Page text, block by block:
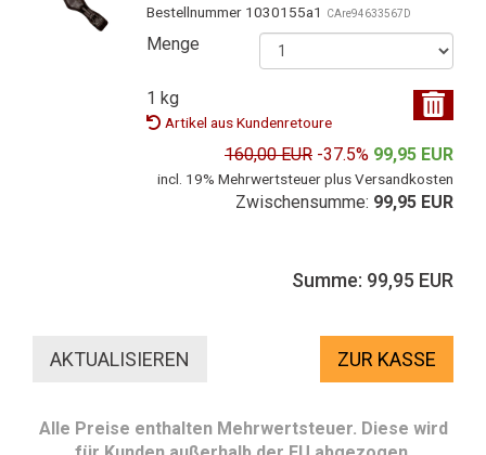
Bestellnummer 1030155a1 CAre94633567D
Menge
1 kg
Artikel aus Kundenretoure
160,00 EUR -37.5% 99,95 EUR
incl. 19% Mehrwertsteuer plus Versandkosten
Zwischensumme: 99,95 EUR
Summe: 99,95 EUR
ZUR KASSE
Alle Preise enthalten Mehrwertsteuer. Diese wird